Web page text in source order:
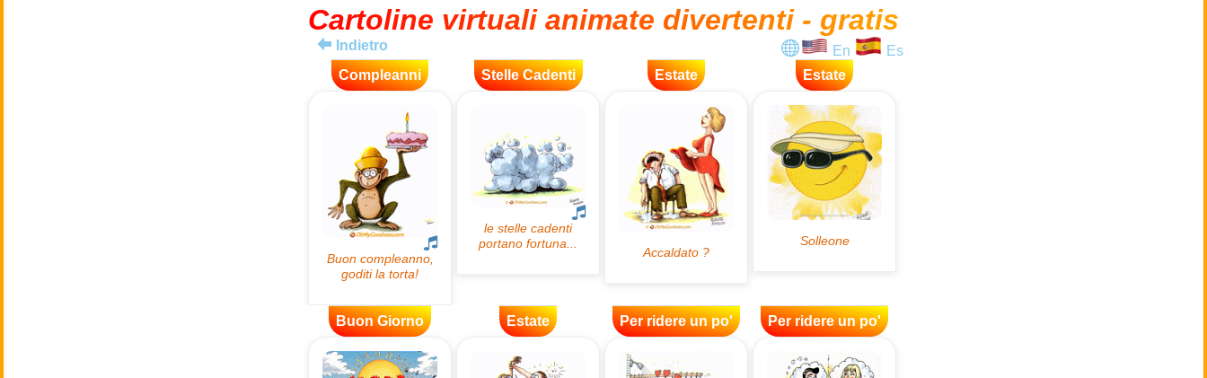
Cartoline virtuali animate divertenti - gratis
Indietro En
Es
Compleanni
Stelle Cadenti Estate Estate
Buon Giorno Estate Per ridere un po' Per ridere un po'